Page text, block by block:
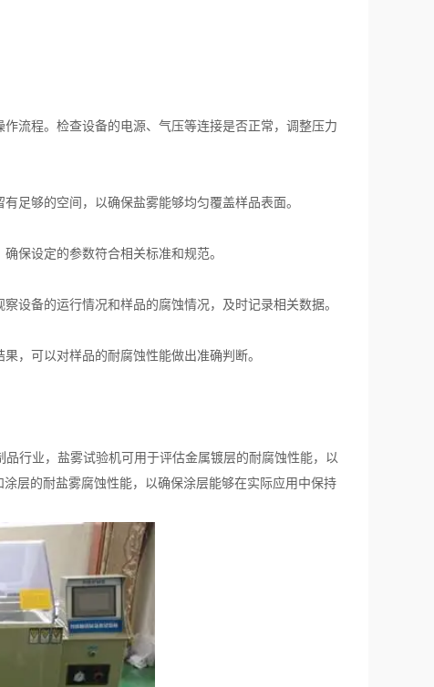
流程。检查设备的电源、气压等连接是否正常，调整压力
够的空间，以确保盐雾能够均匀覆盖样品表面。
保设定的参数符合相关标准和规范。
备的运行情况和样品的腐蚀情况，及时记录相关数据。
可以对样品的耐腐蚀性能做出准确判断。
行业，盐雾试验机可用于评估金属镀层的耐腐蚀性能，以
层的耐盐雾腐蚀性能，以确保涂层能够在实际应用中保持